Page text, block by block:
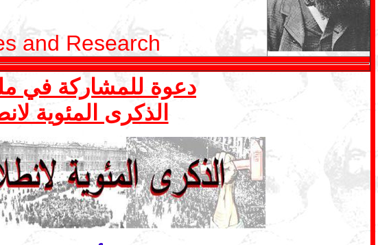
and Research
دعوة للمشاركة في ملف 1 ايار- ماي عيد العمال
الذكرى المئوية